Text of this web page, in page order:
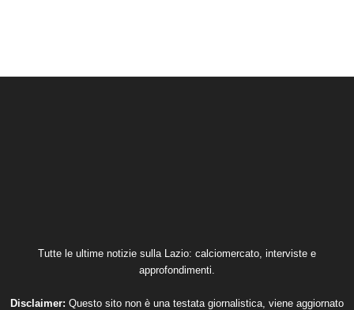
Tutte le ultime notizie sulla Lazio: calciomercato, interviste e
approfondimenti.
Disclaimer: Questo sito non è una testata giornalistica, viene aggiornato